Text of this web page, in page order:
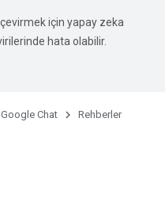
için yapay zeka
hata olabilir.
Google Chat Rehberler